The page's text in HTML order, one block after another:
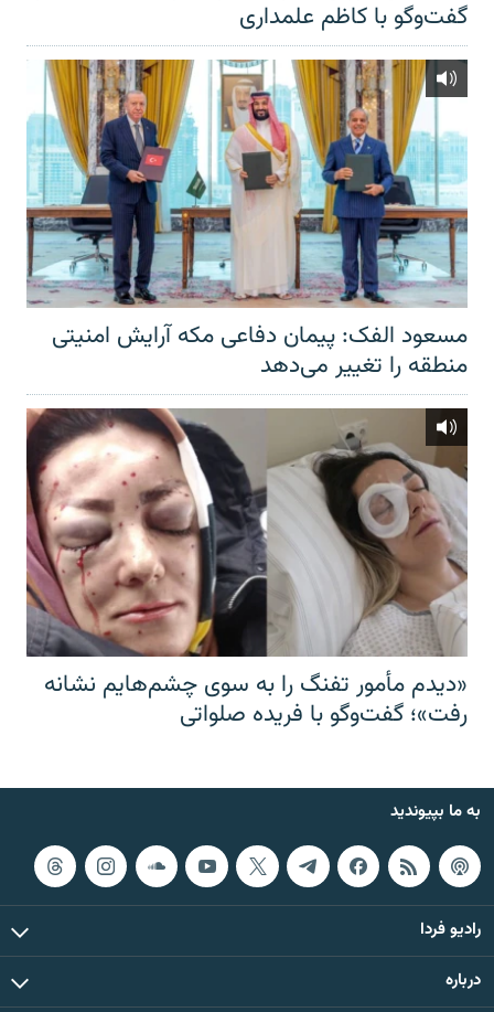
گفت‌‌وگو با کاظم علمداری
مسعود الفک: پیمان دفاعی مکه آرایش امنیتی
منطقه را تغییر می‌دهد
«دیدم مأمور تفنگ را به سوی چشم‌هایم نشانه
رفت»؛ گفت‌و‌گو با فریده صلواتی
به ما بپیوندید
رادیو فردا
درباره